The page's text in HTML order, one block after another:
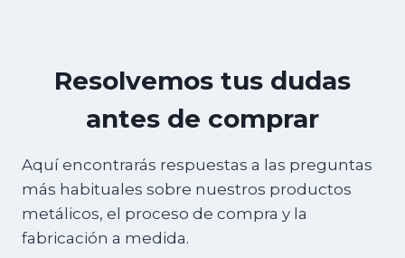
Resolvemos tus dudas
antes de comprar
Aquí encontrarás respuestas a las preguntas
más habituales sobre nuestros productos
metálicos, el proceso de compra y la
fabricación a medida.